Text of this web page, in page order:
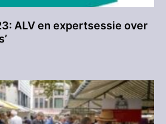
ALV en expertsessie over